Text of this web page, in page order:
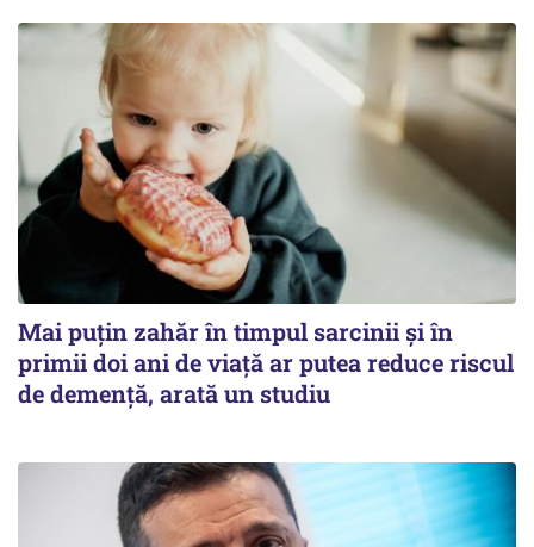
Mai puțin zahăr în timpul sarcinii și în
primii doi ani de viață ar putea reduce riscul
de demență, arată un studiu